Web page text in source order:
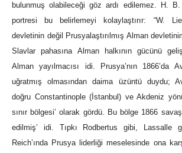
bulunmuş olabileceği göz ardı edilemez. H. B.
portresi bu belirlemeyi kolaylaştırır: “W.
devletinin değil Prusyalaştırılmış Alman
Slavlar pahasına Alman halkının gücünü
Alman yayılmacısı idi. Prusya’nın 1866’da
uğratmış olmasından daima üzüntü duydu;
doğru Constantinople (İstanbul) ve Akdeniz
sınır bölgesi’ olarak gördü. Bu bölge 1866
edilmiş’ idi. Tıpkı Rodbertus gibi, Lassalle
Reich’ında Prusya liderliği meselesinde ona